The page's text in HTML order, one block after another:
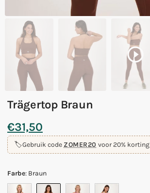
Trägertop Braun
€31,50
🏷️Gebruik code ZOMER20 voor 20% korting
Farbe: Braun